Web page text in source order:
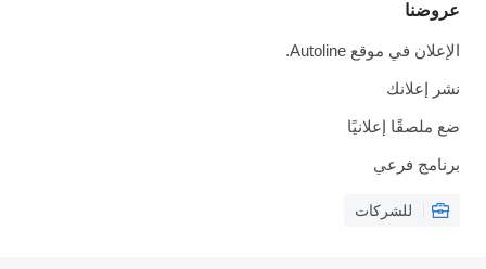
عروضنا
الإعلان في موقع Autoline.
نشر إعلانك
ضع ملصقًا إعلانيًا
برنامج فرعي
للشركات